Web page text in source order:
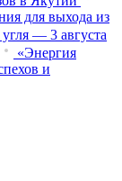
для выхода из
— 3 августа
«Энергия
и